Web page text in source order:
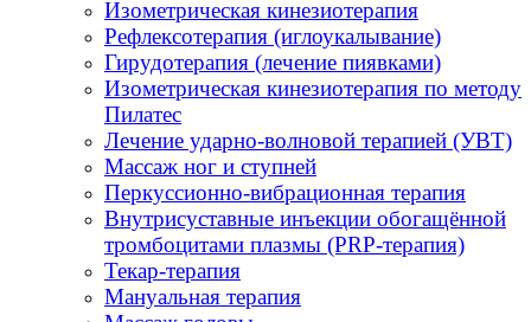
Изометрическая кинезиотерапия
Рефлексотерапия (иглоукалывание)
Гирудотерапия (лечение пиявками)
Изометрическая кинезиотерапия по методу
Пилатес
Лечение ударно-волновой терапией (УВТ)
Массаж ног и ступней
Перкуссионно-вибрационная терапия
Внутрисуставные инъекции обогащённой
тромбоцитами плазмы (PRP-терапия)
Текар-терапия
Мануальная терапия